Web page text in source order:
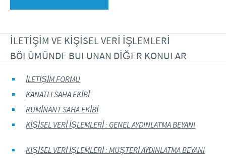
İLETİŞİM VE KİŞİSEL VERİ İŞLEMLERİ
BÖLÜMÜNDE BULUNAN DİĞER KONULAR
İLETİŞİM FORMU
KANATLI SAHA EKİBİ
RUMİNANT SAHA EKİBİ
KİŞİSEL VERİ İŞLEMLERİ : GENEL AYDINLATMA BEYANI
KİŞİSEL VERİ İŞLEMLERİ : MÜŞTERİ AYDINLATMA BEYANI